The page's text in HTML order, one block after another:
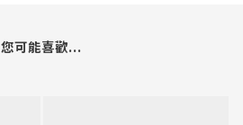
您可能喜歡...